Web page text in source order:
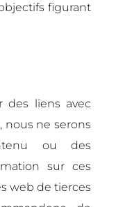
figurant
des liens avec
nous ne serons
ou des
sur ces
web de tierces